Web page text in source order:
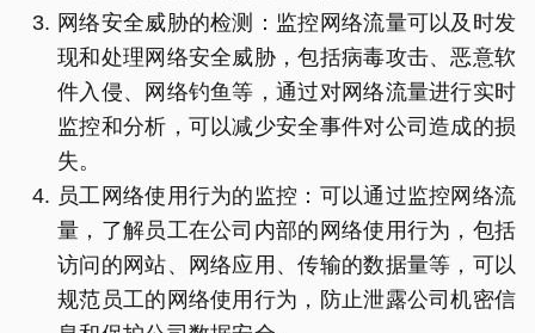
网络安全威胁的检测：监控网络流量可以及时发
现和处理网络安全威胁，包括病毒攻击、恶意软
件入侵、网络钓鱼等，通过对网络流量进行实时
监控和分析，可以减少安全事件对公司造成的损
失。
员工网络使用行为的监控：可以通过监控网络流
量，了解员工在公司内部的网络使用行为，包括
访问的网站、网络应用、传输的数据量等，可以
规范员工的网络使用行为，防止泄露公司机密信